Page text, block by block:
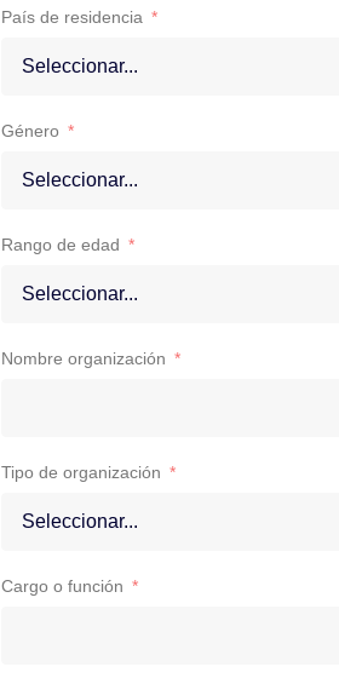
País de residencia
Género
Rango de edad
Nombre organización
Tipo de organización
Cargo o función